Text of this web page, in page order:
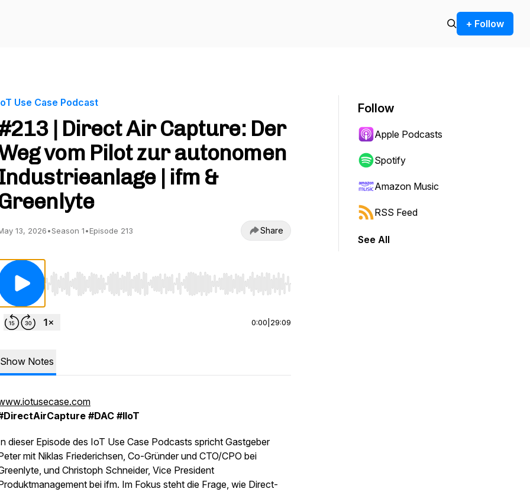
+ Follow
Use Case Podcast
| Direct Air Capture: Der
vom Pilot zur autonomen
| ifm &
13, 2026•Season 1•Episode 213 Share
Use Left/Right to seek, Home/End to jump to start or end. Hold shift to jump forward or backward.
0:00 29:09
Show Notes
#DAC #IIoT
dieser Episode des IoT Use Case Podcasts spricht Gastgeber
mit Niklas Friederichsen, Co-Gründer und CTO/CPO bei
und Christoph Schneider, Vice President
bei ifm. Im Fokus steht die Frage, wie Direct-
Follow
Apple Podcasts
Spotify
Amazon Music
RSS Feed
See All